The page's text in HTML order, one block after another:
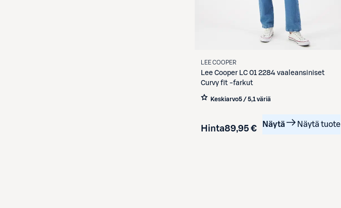
LEE COOPER
Lee Cooper LC 01 2284 vaaleansiniset
Curvy fit -farkut
Keskiarvo5 / 5,1 väriä
Hinta89,95 € Näytä Näytä tuote